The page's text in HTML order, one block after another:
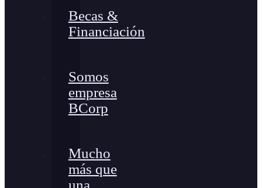
Becas &
Financiación
Somos
empresa
BCorp
Mucho
más que
una